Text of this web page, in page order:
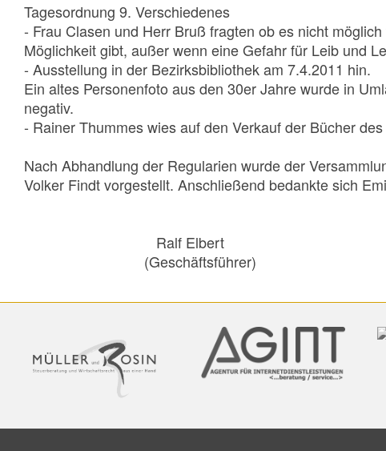
Tagesordnung 9. Verschiedenes
- Frau Clasen und Herr Bruß fragten ob es nicht
Möglichkeit gibt, außer wenn eine Gefahr für Leib und
- Ausstellung in der Bezirksbibliothek am 7.4.2011 hin.
Ein altes Personenfoto aus den 30er Jahre wurde in
negativ.
- Rainer Thummes wies auf den Verkauf der Bücher
Nach Abhandlung der Regularien wurde der
Volker Findt vorgestellt. Anschließend bedankte sich
Ralf Elbert